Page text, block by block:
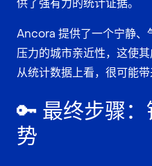
供了强有力的统计证据。
Ancora 提供了一个宁静、
压力的城市亲近性，这使
从统计数据上看，很可能带
🔑 最终步骤
势